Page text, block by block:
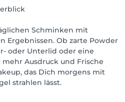
Schminken mit
Ergebnissen. Ob zarte Powder
oder Unterlid oder eine
Ausdruck und Frische
das Dich morgens mit
strahlen lässt.